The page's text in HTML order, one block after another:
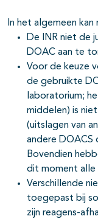
In het algemeen
De INR niet de
DOAC aan te
Voor de keuze
de gebruikte
laboratorium;
middelen) is
(uitslagen van
andere DOACS
Bovendien
dit moment alle
Verschillende
toegepast bij
zijn reagens-